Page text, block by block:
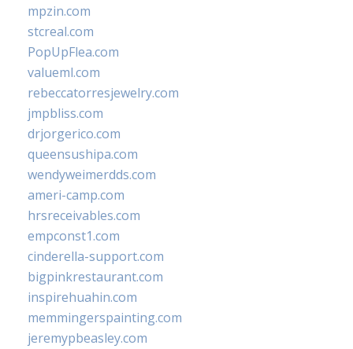
mpzin.com
stcreal.com
PopUpFlea.com
valueml.com
rebeccatorresjewelry.com
jmpbliss.com
drjorgerico.com
queensushipa.com
wendyweimerdds.com
ameri-camp.com
hrsreceivables.com
empconst1.com
cinderella-support.com
bigpinkrestaurant.com
inspirehuahin.com
memmingerspainting.com
jeremypbeasley.com